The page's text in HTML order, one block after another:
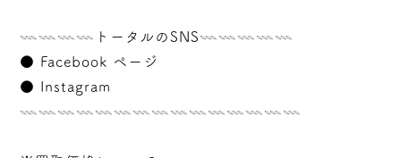
𓇠𓇠𓇠𓇠トータルのSNS𓇠𓇠𓇠𓇠𓇠
● Facebook ページ
●
Instagram
𓇠𓇠𓇠𓇠𓇠𓇠𓇠𓇠𓇠𓇠𓇠𓇠𓇠𓇠𓇠